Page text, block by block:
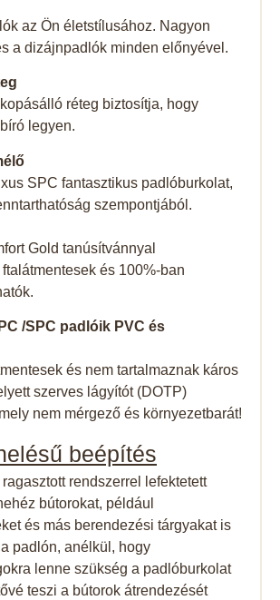
az Ön életstílusához. Nagyon
a dizájnpadlók minden előnyével.
réteg biztosítja, hogy
legyen.
SPC fantasztikus padlóburkolat,
szempontjából.
Gold tanúsítvánnyal
és 100%-ban
/SPC padlóik PVC és
és nem tartalmaznak káros
szerves lágyítót (DOTP)
nem mérgező és környezetbarát!
beépítés
rendszerrel lefektetett
bútorokat, például
és más berendezési tárgyakat is
padlón, anélkül, hogy
lenne szükség a padlóburkolat
teszi a bútorok átrendezését